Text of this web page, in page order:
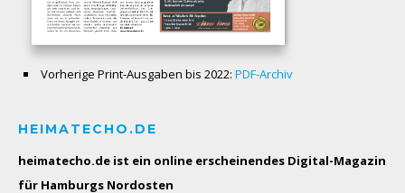
Vorherige Print-Ausgaben bis 2022: PDF-Archiv
HEIMATECHO.DE
heimatecho.de ist ein online erscheinendes Digital-Magazin
für Hamburgs Nordosten